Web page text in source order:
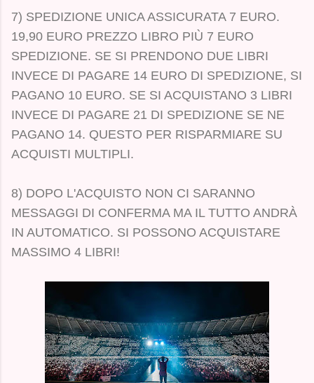
7) SPEDIZIONE UNICA ASSICURATA 7 EURO.
19,90 EURO PREZZO LIBRO PIÙ 7 EURO
SPEDIZIONE. SE SI PRENDONO DUE LIBRI
INVECE DI PAGARE 14 EURO DI SPEDIZIONE, SI
PAGANO 10 EURO. SE SI ACQUISTANO 3 LIBRI
INVECE DI PAGARE 21 DI SPEDIZIONE SE NE
PAGANO 14. QUESTO PER RISPARMIARE SU
ACQUISTI MULTIPLI.
8) DOPO L'ACQUISTO NON CI SARANNO
MESSAGGI DI CONFERMA MA IL TUTTO ANDRÀ
IN AUTOMATICO. SI POSSONO ACQUISTARE
MASSIMO 4 LIBRI!